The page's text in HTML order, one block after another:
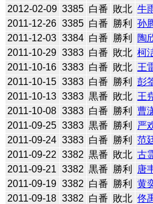
2012-02-09 3385 白番 敗北 牛
2011-12-26 3385 白番 勝利 孙
2011-12-03 3384 白番 勝利 陶
2011-10-29 3383 白番 敗北 柯
2011-10-16 3383 白番 敗北 王
2011-10-15 3383 白番 勝利 彭
2011-10-13 3383 黒番 敗北 王
2011-10-08 3383 白番 勝利 曹
2011-09-25 3383 黒番 勝利 严
2011-09-24 3383 白番 勝利 范
2011-09-22 3382 黒番 敗北 古
2011-09-21 3382 黒番 勝利 唐
2011-09-19 3382 白番 勝利 黄
2011-09-18 3382 白番 敗北 佟